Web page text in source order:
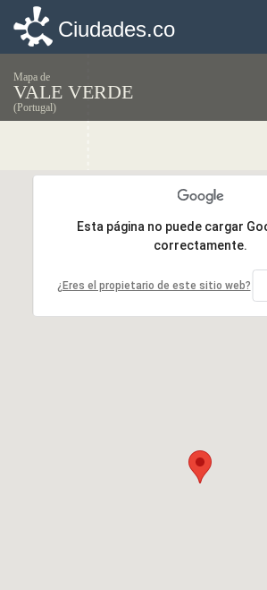
Ciudades.co
Mapa de
VALE VERDE
(Portugal)
Esta página no puede cargar
correctamente.
¿Eres el propietario de este sitio web?
Esta página no puede cargar
correctamente.
¿Eres el propietario de este sitio web?
Ciudades.co